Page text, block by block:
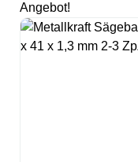
Angebot!